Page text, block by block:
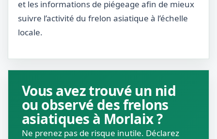
et les informations de piégeage afin de mieux
suivre l’activité du frelon asiatique à l’échelle
locale.
Vous avez trouvé un nid
ou observé des frelons
asiatiques à Morlaix ?
Ne prenez pas de risque inutile. Déclarez